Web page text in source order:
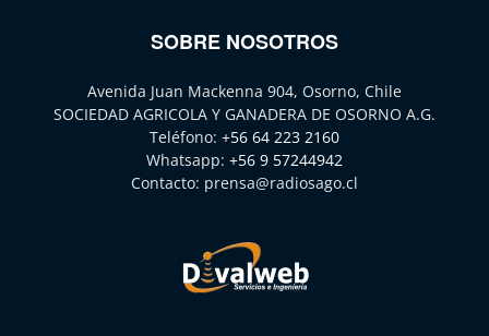
SOBRE NOSOTROS
Avenida Juan Mackenna 904, Osorno, Chile
SOCIEDAD AGRICOLA Y GANADERA DE OSORNO A.G.
Teléfono: +56 64 223 2160
Whatsapp: +56 9 57244942
Contacto: prensa@radiosago.cl